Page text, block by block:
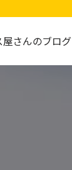
さんのブログ